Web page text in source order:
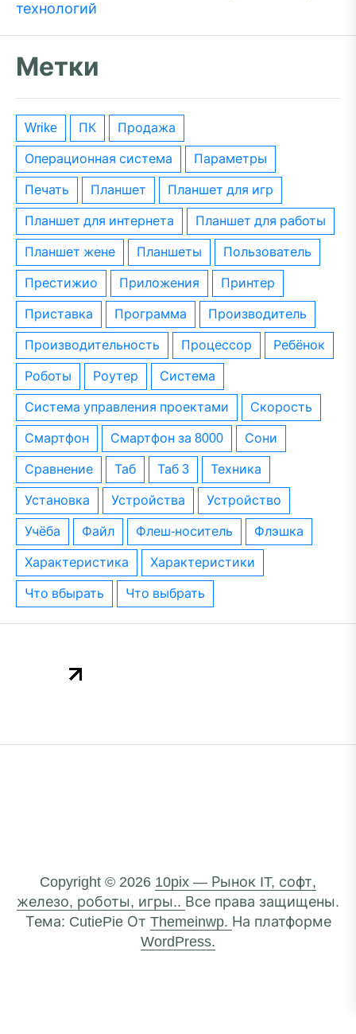
технологий
Метки
wrike ПК Продажа
операционная система параметры
печать планшет планшет для игр
планшет для интернета планшет для работы
планшет жене планшеты пользователь
престижио приложения принтер
приставка программа производитель
производительность процессор ребёнок
роботы роутер система
система управления проектами скорость
смартфон смартфон за 8000 сони
сравнение таб таб 3 техника
установка устройства устройство
учёба файл флеш-носитель флэшка
характеристика характеристики
что вбырать что выбрать
Copyright © 2026 10pix — Рынок IT, софт,
железо, роботы, игры.. Все права защищены.
Тема: CutiePie От Themeinwp. На платформе
WordPress.